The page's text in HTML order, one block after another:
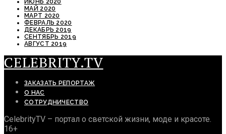
ИЮНЬ 2020
МАЙ 2020
МАРТ 2020
ФЕВРАЛЬ 2020
ДЕКАБРЬ 2019
СЕНТЯБРЬ 2019
АВГУСТ 2019
CELEBRITY.TV
ЗАКАЗАТЬ РЕПОРТАЖ
О НАС
СОТРУДНИЧЕСТВО
CelebrityTV – портал о светской жизни, моде и красоте.
16+